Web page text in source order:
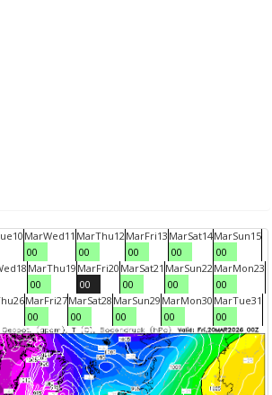
10 MarWed11
00
MarThu12
00
MarFri13
00
MarSat14
00
MarSun15
00
18 MarThu19
00
MarFri20
00
MarSat21
00
MarSun22
00
MarMon23
00
26MarFri27
00
MarSat28
00
MarSun29
00
MarMon30
00
MarTue31
00